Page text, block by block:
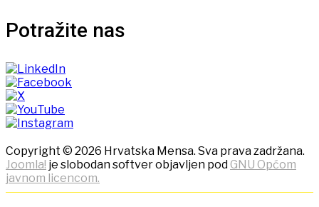
Potražite nas
Copyright © 2026 Hrvatska Mensa. Sva prava zadržana.
Joomla! je slobodan softver objavljen pod GNU Općom
javnom licencom.